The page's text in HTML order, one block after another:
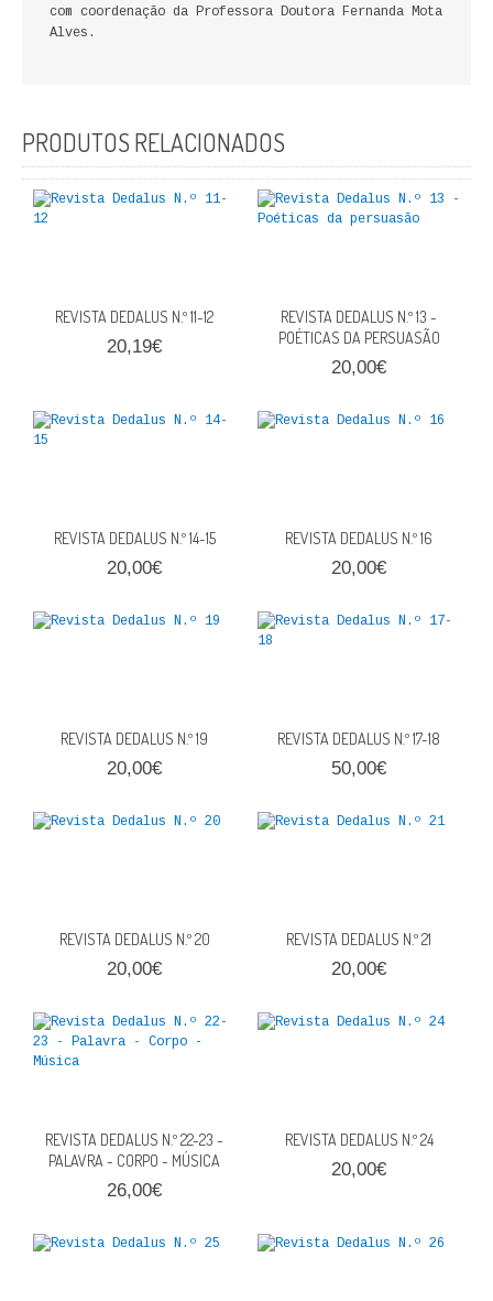
LITERATURA
FICÇÃO E ROMANCE
LABIRINTOS DE EROS
CIÊNCIA POLITICA
COLEÇÃO ATENA
OUTROS TEMAS
QUEM SOMOS
CONTACTOS
com coordenação da Professora Doutora Fernanda Mota
Alves.
PRODUTOS RELACIONADOS
REVISTA DEDALUS N.º 11-12
20,19€
REVISTA DEDALUS N.º 13 -
POÉTICAS DA PERSUASÃO
20,00€
REVISTA DEDALUS N.º 14-15
20,00€
REVISTA DEDALUS N.º 16
20,00€
REVISTA DEDALUS N.º 19
20,00€
REVISTA DEDALUS N.º 17-18
50,00€
REVISTA DEDALUS N.º 20
20,00€
REVISTA DEDALUS N.º 21
20,00€
REVISTA DEDALUS N.º 22-23 -
PALAVRA - CORPO - MÚSICA
26,00€
REVISTA DEDALUS N.º 24
20,00€